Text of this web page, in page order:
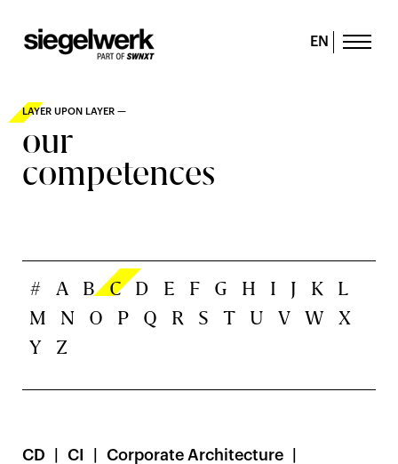
EN
LAYER UPON LAYER —
our
competences
# A B C D E F G H I J K
L
M
N O P Q R S T U V W
X
Y
Z
CD CI
Corporate Architecture